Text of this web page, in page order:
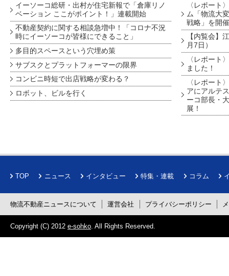
イーソーコ総研・出村が住宅新報で「倉庫リノ
ベーション ここがポイント！」連載開始
不動産契約に関する相談急増中！「コロナ不況
時にイーソーコが皆様にできること」
多目的スペースという穴埋め策
サブスクとプラットフォーマーの限界
コンビニ時短で出店戦略が変わる？
ロボット、ビルを行く
〈レポート
ム「物流大
戦略」を開
【内覧会】
月7日）
〈レポート
ました！
〈レポート
アにアルテ
ーコ部長・
展！
TOP ニュース インタビュー 特集・連載 コラム
物流不動産ニュースについて 運営会社 プライバシーポリシー
Copyright (C) 2012 e-sohko . All Rights Reserved.